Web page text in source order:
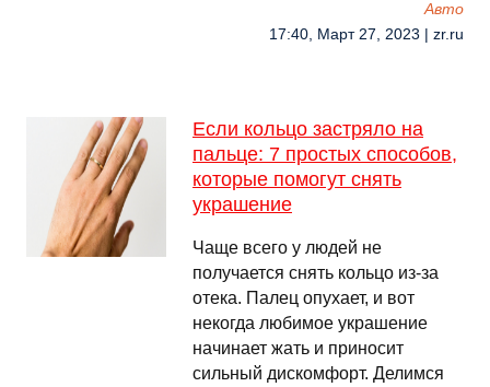
Авто
17:40, Март 27, 2023 | zr.ru
Если кольцо застряло на
пальце: 7 простых способов,
которые помогут снять
украшение
Чаще всего у людей не
получается снять кольцо из-за
отека. Палец опухает, и вот
некогда любимое украшение
начинает жать и приносит
сильный дискомфорт. Делимся